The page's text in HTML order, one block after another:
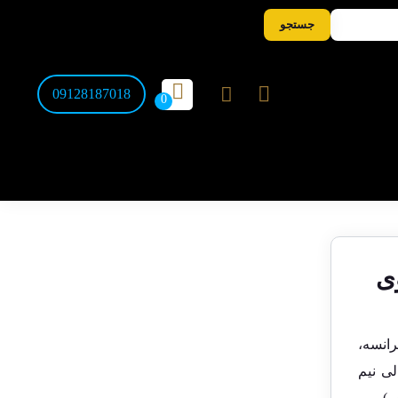
09128187018
ریالی نیم
جستجو